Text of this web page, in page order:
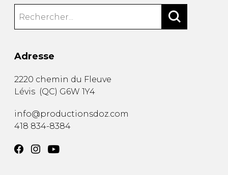
Adresse
2220 chemin du Fleuve
Lévis (QC) G6W 1Y4
info@productionsdoz.com
418 834-8384